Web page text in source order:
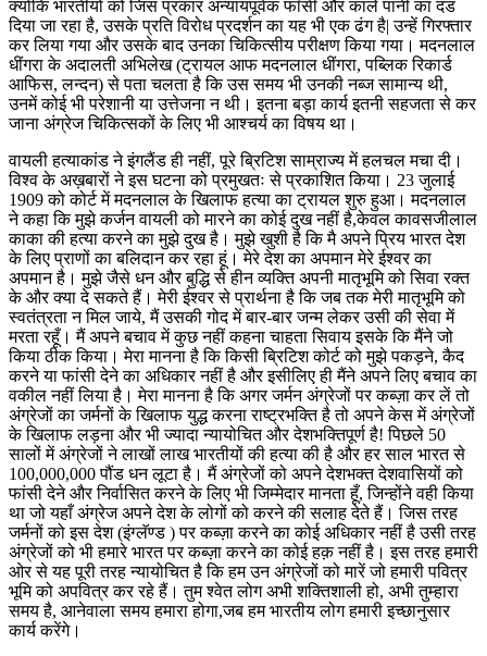
क्योंकि भारतीयों को जिस प्रकार अन्यायपूर्वक फाँसी और काले पानी का दंड
दिया जा रहा है, उसके प्रति विरोध प्रदर्शन का यह भी एक ढंग है| उन्हें गिरफ्तार
कर लिया गया और उसके बाद उनका चिकित्सीय परीक्षण किया गया। मदनलाल
धींगरा के अदालती अभिलेख (ट्रायल आफ मदनलाल धींगरा, पब्लिक रिकार्ड
आफिस, लन्दन) से पता चलता है कि उस समय भी उनकी नब्ज सामान्य थी,
उनमें कोई भी परेशानी या उत्तेजना न थी। इतना बड़ा कार्य इतनी सहजता से कर
जाना अंग्रेज चिकित्सकों के लिए भी आश्चर्य का विषय था।
वायली हत्याकांड ने इंगलैंड ही नहीं, पूरे ब्रिटिश साम्राज्य में हलचल मचा दी।
विश्व के अख़बारों ने इस घटना को प्रमुखतः से प्रकाशित किया। 23 जुलाई
1909 को कोर्ट में मदनलाल के खिलाफ हत्या का ट्रायल शुरु हुआ। मदनलाल
ने कहा कि मुझे कर्जन वायली को मारने का कोई दुख नहीं है,केवल कावसजीलाल
काका की हत्या करने का मुझे दुख है। मुझे खुशी है कि मै अपने प्रिय भारत देश
के लिए प्राणों का बलिदान कर रहा हूं। मेरे देश का अपमान मेरे ईश्वर का
अपमान है। मुझे जैसे धन और बुद्धि से हीन व्यक्ति अपनी मातृभूमि को सिवा रक्त
के और क्या दे सकते हैं। मेरी ईश्वर से प्रार्थना है कि जब तक मेरी मातृभूमि को
स्वतंत्रता न मिल जाये, मैं उसकी गोद में बार-बार जन्म लेकर उसी की सेवा में
मरता रहूँ। मैं अपने बचाव में कुछ नहीं कहना चाहता सिवाय इसके कि मैंने जो
किया ठीक किया। मेरा मानना है कि किसी ब्रिटिश कोर्ट को मुझे पकड़ने, कैद
करने या फांसी देने का अधिकार नहीं है और इसीलिए ही मैंने अपने लिए बचाव का
वकील नहीं लिया है। मेरा मानना है कि अगर जर्मन अंग्रेजों पर कब्ज़ा कर लें तो
अंग्रेजों का जर्मनों के खिलाफ युद्ध करना राष्ट्रभक्ति है तो अपने केस में अंग्रेजों
के खिलाफ लड़ना और भी ज्यादा न्यायोचित और देशभक्तिपूर्ण है! पिछले 50
सालों में अंग्रेजों ने लाखों लाख भारतीयों की हत्या की है और हर साल भारत से
100,000,000 पौंड धन लूटा है। मैं अंग्रेजों को अपने देशभक्त देशवासियों को
फांसी देने और निर्वासित करने के लिए भी जिम्मेदार मानता हूँ, जिन्होंने वही किया
था जो यहाँ अंग्रेज अपने देश के लोगों को करने की सलाह देते हैं। जिस तरह
जर्मनों को इस देश (इंग्लॅण्ड ) पर कब्ज़ा करने का कोई अधिकार नहीं है उसी तरह
अंग्रेजों को भी हमारे भारत पर कब्ज़ा करने का कोई हक़ नहीं है। इस तरह हमारी
ओर से यह पूरी तरह न्यायोचित है कि हम उन अंग्रेजों को मारें जो हमारी पवित्र
भूमि को अपवित्र कर रहे हैं। तुम श्वेत लोग अभी शक्तिशाली हो, अभी तुम्हारा
समय है, आनेवाला समय हमारा होगा,जब हम भारतीय लोग हमारी इच्छानुसार
कार्य करेंगे।